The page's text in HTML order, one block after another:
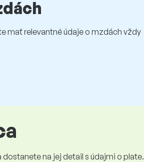
mať relevantné údaje o mzdách vždy
na jej detail s údajmi o plate.